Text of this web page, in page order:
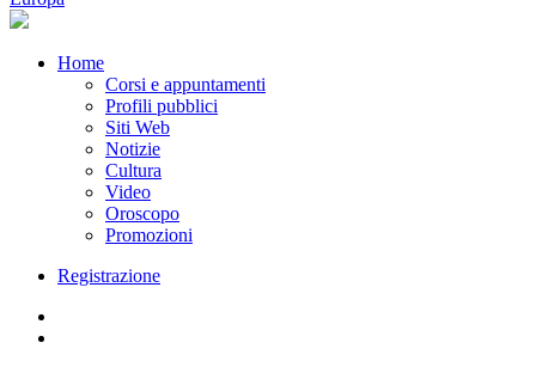
Home
Corsi e appuntamenti
Profili pubblici
Siti Web
Notizie
Cultura
Video
Oroscopo
Promozioni
Registrazione